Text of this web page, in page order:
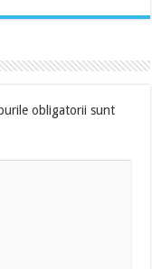
obligatorii sunt